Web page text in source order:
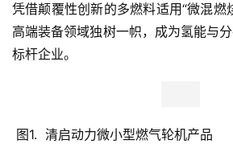
凭借颠覆性创新的多燃料适用“微混燃
高端装备领域独树一帜，成为氢能与
标杆企业。
图1.  清启动力微小型燃气轮机产品